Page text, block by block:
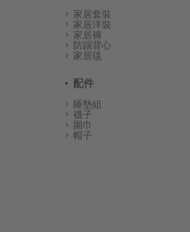
家居套裝
家居洋裝
家居褲
防踢背心
家居毯
配件
睡墊組
襪子
圍巾
帽子